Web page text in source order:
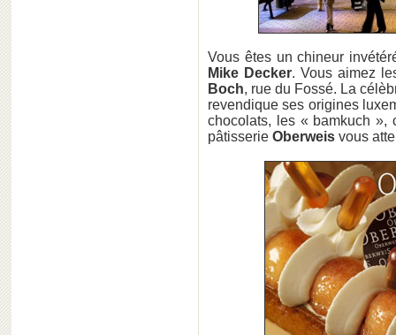
Vous êtes un chineur
Mike Decker. Vous aimez
Boch, rue du Fossé. La
revendique ses origines
chocolats, les « bamkuch »,
pâtisserie Oberweis vous